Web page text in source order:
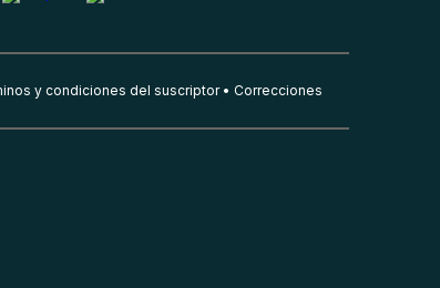
y condiciones del suscriptor Correcciones